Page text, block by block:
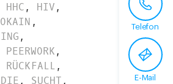
HHC, HIV,
,
,
PEERWORK,
RÜCKFALL,
, SUCHT,
Telefon
E-Mail